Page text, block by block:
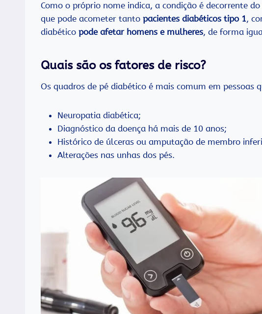
Como o próprio nome indica, a condição é decorrente
que pode acometer tanto pacientes diabéticos tipo 1,
diabético pode afetar homens e mulheres, de forma
Quais são os fatores de risco?
Os quadros de pé diabético é mais comum em pessoas
Neuropatia diabética;
Diagnóstico da doença há mais de 10 anos;
Histórico de úlceras ou amputação de membro
Alterações nas unhas dos pés.